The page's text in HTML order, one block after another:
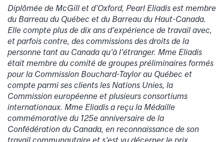
Diplômée de McGill et d’Oxford, Pearl Eliadis est membre
du Barreau du Québec et du Barreau du Haut-Canada.
Elle compte plus de dix ans d’expérience de travail avec,
et parfois contre, des commissions des droits de la
personne tant au Canada qu’à l’étranger. Mme Eliadis
était membre du comité de groupes préliminaires formés
pour la Commission Bouchard-Taylor au Québec et
compte parmi ses clients les Nations Unies, la
Commission européenne et plusieurs consortiums
internationaux. Mme Eliadis a reçu la Médaille
commémorative du 125e anniversaire de la
Confédération du Canada, en reconnaissance de son